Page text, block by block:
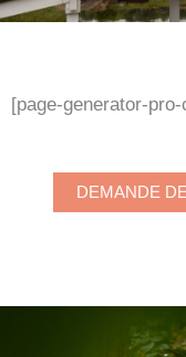
[page-generator-
DEMANDE